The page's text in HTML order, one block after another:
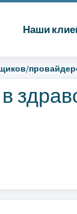
Наши